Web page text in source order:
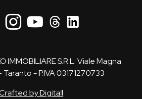
IMMOBILIARE S.R.L. Viale Magna
Taranto - P.IVA 03171270733
by Digitall